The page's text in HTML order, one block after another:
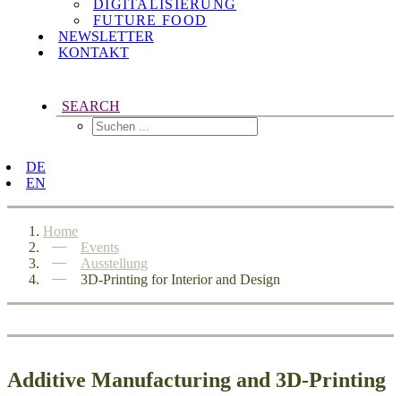
DIGITALISIERUNG
FUTURE FOOD
NEWSLETTER
KONTAKT
SEARCH
DE
EN
Home
Events
Ausstellung
3D-Printing for Interior and Design
Additive Manufacturing and 3D-Printing